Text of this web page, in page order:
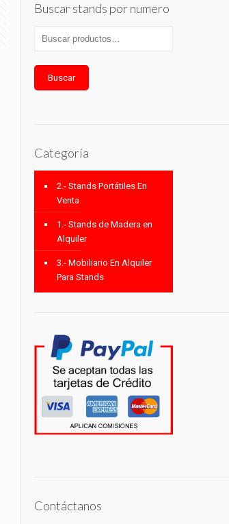
Buscar stands por numero
Buscar
Categoría
2.- Stands Portátiles En
Venta
1.- Stands de Madera en
Alquiler
3.- Mobiliario En Alquiler
Para Stands
Contáctanos